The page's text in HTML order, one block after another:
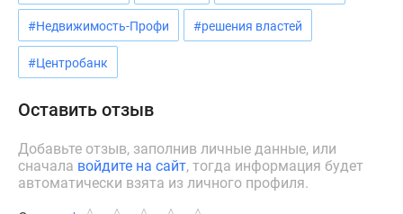
Машино-
места
Апартаменты
#траншевая
#рассрочка
ипотека
Квартиры
#Недвижимость-Профи #решения властей
#Центробанк
Оставить отзыв
Добавьте отзыв, заполнив личные данные, или
сначала войдите на сайт, тогда информация будет
автоматически взята из личного профиля.